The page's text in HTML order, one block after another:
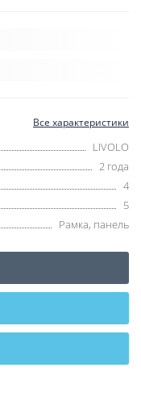
Все характеристики
LIVOLO
2 года
4
5
Рамка, панель